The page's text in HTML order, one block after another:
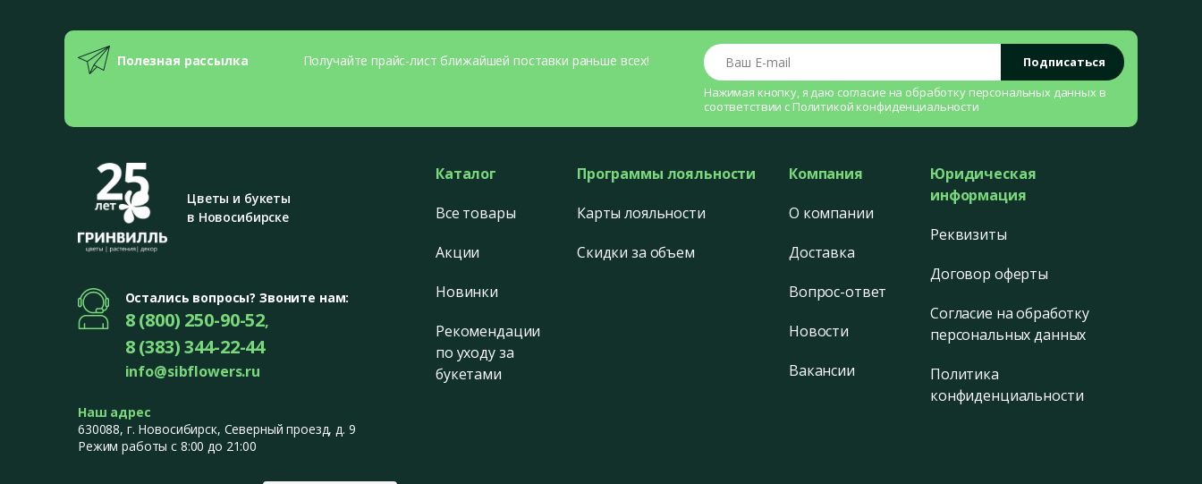
Полезная рассылка Получайте прайс-лист ближайшей поставки раньше всех! Ваш E-mail
Подписаться
Нажимая кнопку, я даю согласие на обработку персональных данныхв
соответствии с Политикой конфиденциальности
Цветы и букеты
в Новосибирске
Остались вопросы? Звоните нам:
8 (800) 250-90-52,
8 (383) 344-22-44
info@sibflowers.ru
Наш адрес
630088, г. Новосибирск, Северный проезд, д. 9
Режим работы с 8:00 до 21:00
Каталог
Все товары
Акции
Новинки
Рекомендации
по уходу за
букетами
Программы лояльности
Карты лояльности
Скидки за объем
Компания
О компании
Доставка
Вопрос-ответ
Новости
Вакансии
Юридическая
информация
Реквизиты
Договор оферты
Согласие на обработку
персональных данных
Политика
конфиденциальности